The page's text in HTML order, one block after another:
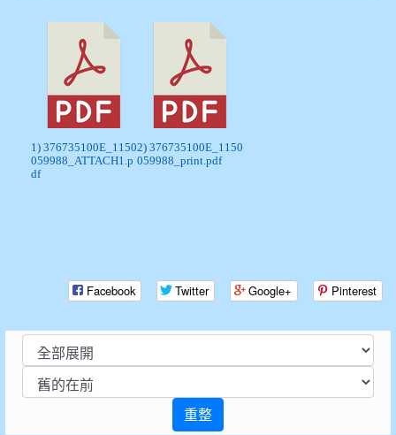
1) 376735100E_1150
059988_ATTACH1.p
df
2) 376735100E_1150
059988_print.pdf
Facebook Twitter Google+ Pinterest
重整